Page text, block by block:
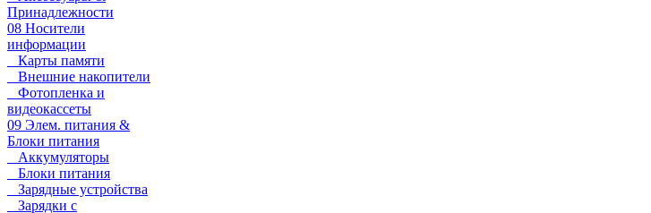
Принадлежности
08 Носители
информации
Карты памяти
Внешние накопители
Фотопленка и
видеокассеты
09 Элем. питания &
Блоки питания
Аккумуляторы
Блоки питания
Зарядные устройства
Зарядки с